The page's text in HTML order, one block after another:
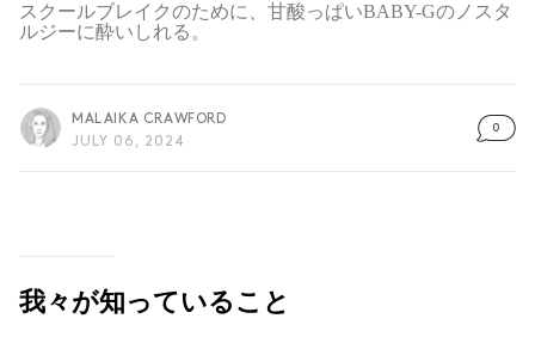
スクールブレイクのために、甘酸っぱいBABY-Gのノスタ
ルジーに酔いしれる。
MALAIKA CRAWFORD
JULY 06, 2024
0
我々が知っていること